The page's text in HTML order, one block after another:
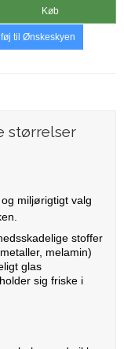
Køb
til Ønskeskyen
størrelser
miljørigtigt valg
stoffer
melamin)
glas
sig friske i